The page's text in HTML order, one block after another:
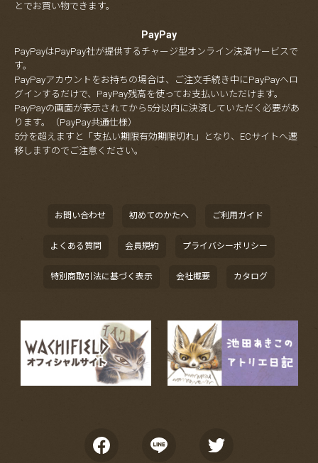
とでお買い物できます。
PayPay
PayPayはPayPay社が提供するチャージ型オンライン決済サービスで
す。
PayPayアカウントをお持ちの場合は、ご注文手続き中にPayPayへロ
グインするだけで、PayPay残高を使ってお支払いいただけます。
PayPayの画面が表示されてから5分以内に決済していただく必要があ
ります。（PayPay共通仕様）
5分を超えますと「支払い期限有効期限切れ」となり、ECサイトへ遷
移しますのでご注意ください。
お問い合わせ 初めてのかたへ ご利用ガイド
よくある質問 会員規約 プライバシーポリシー
特別商取引法に基づく表示 会社概要 カタログ